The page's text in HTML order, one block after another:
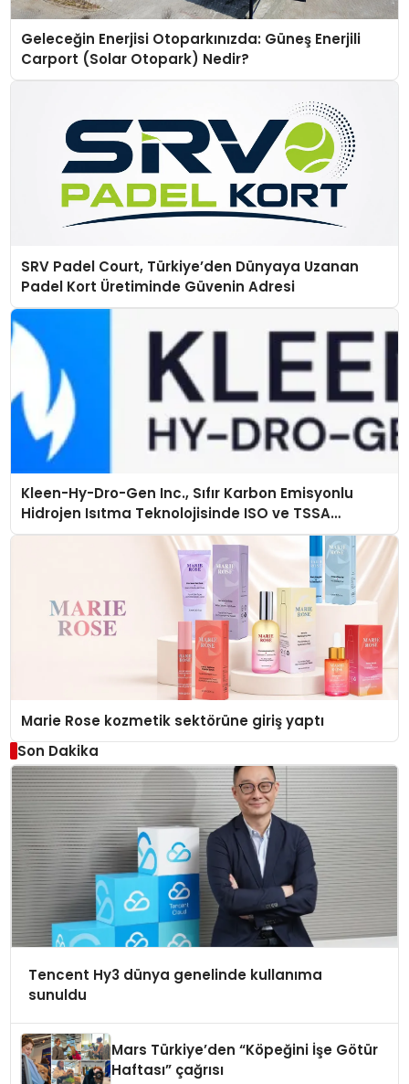
Geleceğin Enerjisi Otoparkınızda: Güneş Enerjili
Carport (Solar Otopark) Nedir?
SRV Padel Court, Türkiye’den Dünyaya Uzanan
Padel Kort Üretiminde Güvenin Adresi
Kleen-Hy-Dro-Gen Inc., Sıfır Karbon Emisyonlu
Hidrojen Isıtma Teknolojisinde ISO ve TSSA
Düzenleyici Onaylarını Aldı
Marie Rose kozmetik sektörüne giriş yaptı
Son Dakika
Tencent Hy3 dünya genelinde kullanıma
sunuldu
Mars Türkiye’den “Köpeğini İşe Götür
Haftası” çağrısı